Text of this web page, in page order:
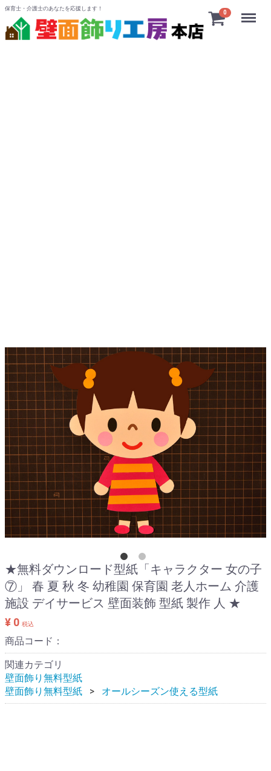
保育士・介護士のあなたを応援します！
0 Menu
★無料ダウンロード型紙「キャラクター 女の子
⑦」 春 夏 秋 冬 幼稚園 保育園 老人ホーム 介護
施設 デイサービス 壁面装飾 型紙 製作 人 ★
¥ 0 税込
商品コード：
関連カテゴリ
壁面飾り無料型紙
壁面飾り無料型紙
オールシーズン使える型紙